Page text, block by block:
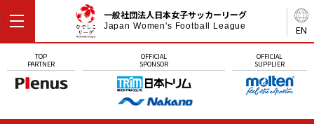
EN
一般社団法人日本女子サッカーリーグ
Japan Women's Football League
TOP
PARTNER
OFFICIAL
SPONSOR
OFFICIAL
SUPPLIER